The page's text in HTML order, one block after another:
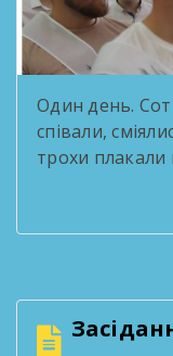
Один день.
співали,
трохи плакали
навчання
проєктів,
— нові міста,
перемоги. Але